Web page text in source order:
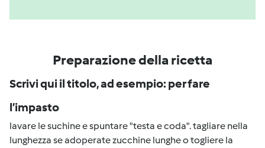
Preparazione della ricetta
Scrivi qui il titolo, ad esempio: per fare
l’impasto
lavare le suchine e spuntare "testa e coda". tagliare nella
lunghezza se adoperate zucchine lunghe o togliere la